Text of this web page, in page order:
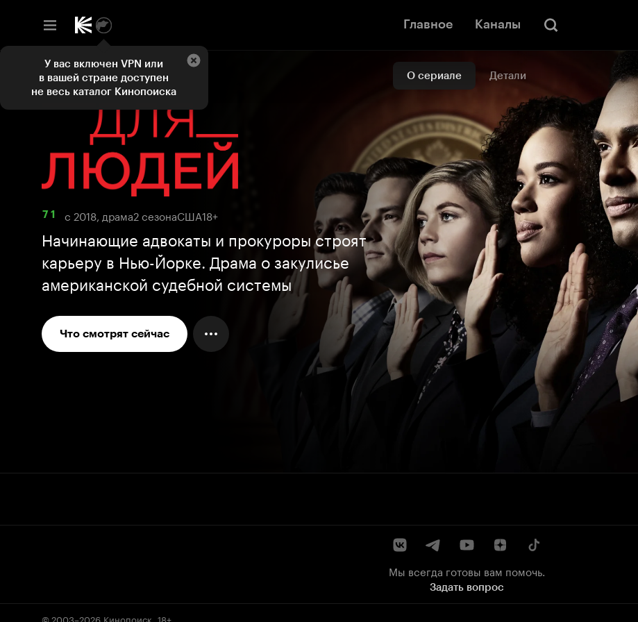
Главное Каналы
О сериале Детали
7 1 с 2018, драма2 сезонаСША18+
Начинающие адвокаты и прокуроры строят
карьеру в Нью-Йорке. Драма о закулисье
американской судебной системы
Что смотрят сейчас
Мы всегда готовы вам помочь.
Задать вопрос
© 2003–2026 Кинопоиск 18+
У вас включен VPN или
в вашей стране доступен
не весь каталог Кинопоиска